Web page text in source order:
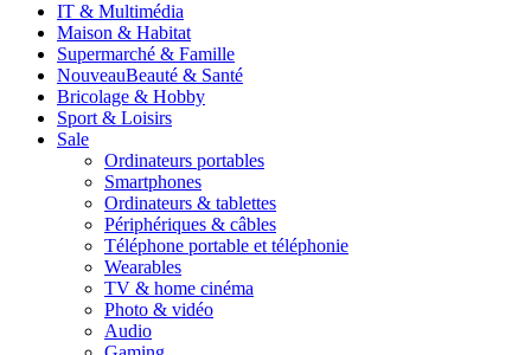
IT & Multimédia
Maison & Habitat
Supermarché & Famille
NouveauBeauté & Santé
Bricolage & Hobby
Sport & Loisirs
Sale
Ordinateurs portables
Smartphones
Ordinateurs & tablettes
Périphériques & câbles
Téléphone portable et téléphonie
Wearables
TV & home cinéma
Photo & vidéo
Audio